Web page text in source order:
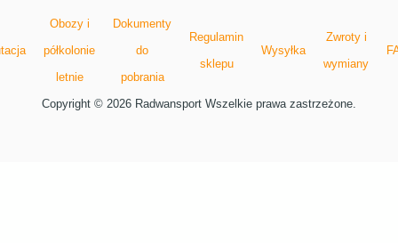
Obozy i
półkolonie
letnie
Dokumenty
do
pobrania
Regulamin
sklepu
Wysyłka
Zwroty i
wymiany
Copyright © 2026 Radwansport Wszelkie prawa zastrzeżone.